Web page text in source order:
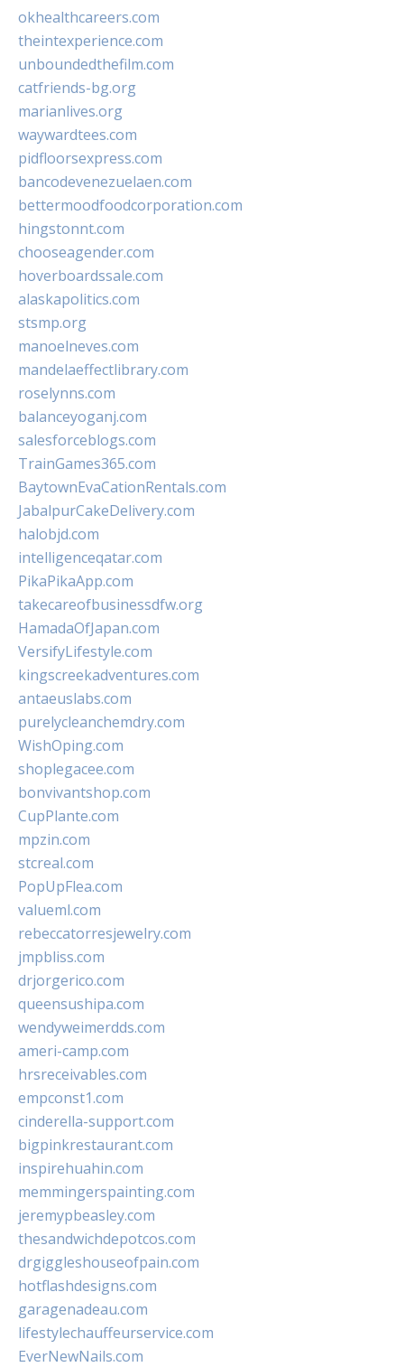
okhealthcareers.com
theintexperience.com
unboundedthefilm.com
catfriends-bg.org
marianlives.org
waywardtees.com
pidfloorsexpress.com
bancodevenezuelaen.com
bettermoodfoodcorporation.com
hingstonnt.com
chooseagender.com
hoverboardssale.com
alaskapolitics.com
stsmp.org
manoelneves.com
mandelaeffectlibrary.com
roselynns.com
balanceyoganj.com
salesforceblogs.com
TrainGames365.com
BaytownEvaCationRentals.com
JabalpurCakeDelivery.com
halobjd.com
intelligenceqatar.com
PikaPikaApp.com
takecareofbusinessdfw.org
HamadaOfJapan.com
VersifyLifestyle.com
kingscreekadventures.com
antaeuslabs.com
purelycleanchemdry.com
WishOping.com
shoplegacee.com
bonvivantshop.com
CupPlante.com
mpzin.com
stcreal.com
PopUpFlea.com
valueml.com
rebeccatorresjewelry.com
jmpbliss.com
drjorgerico.com
queensushipa.com
wendyweimerdds.com
ameri-camp.com
hrsreceivables.com
empconst1.com
cinderella-support.com
bigpinkrestaurant.com
inspirehuahin.com
memmingerspainting.com
jeremypbeasley.com
thesandwichdepotcos.com
drgiggleshouseofpain.com
hotflashdesigns.com
garagenadeau.com
lifestylechauffeurservice.com
EverNewNails.com